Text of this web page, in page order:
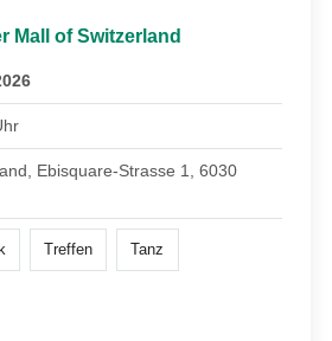
Mall of Switzerland
Ebisquare-Strasse 1, 6030
Treffen Tanz